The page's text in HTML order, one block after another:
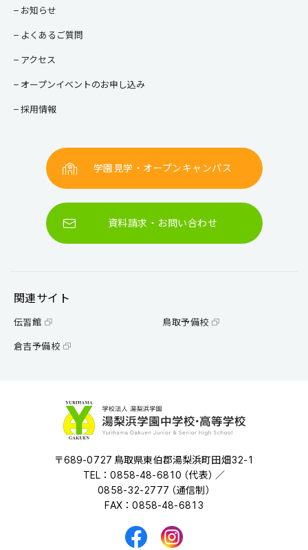
お知らせ
よくあるご質問
アクセス
オープンイベントのお申し込み
採用情報
学園見学・オープンキャンパス
資料請求・お問い合わせ
関連サイト
伝習館
鳥取予備校
倉吉予備校
〒689-0727 鳥取県東伯郡湯梨浜町田畑32-1
TEL：0858-48-6810 （代表） ／
0858-32-2777 （通信制）
FAX：0858-48-6813